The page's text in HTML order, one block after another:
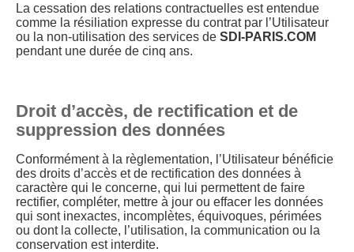
La cessation des relations contractuelles est entendue
comme la résiliation expresse du contrat par l’Utilisateur
ou la non-utilisation des services de SDI-PARIS.COM
pendant une durée de cinq ans.
Droit d’accès, de rectification et de
suppression des données
Conformément à la règlementation, l’Utilisateur bénéficie
des droits d’accès et de rectification des données à
caractère qui le concerne, qui lui permettent de faire
rectifier, compléter, mettre à jour ou effacer les données
qui sont inexactes, incomplètes, équivoques, périmées
ou dont la collecte, l’utilisation, la communication ou la
conservation est interdite.